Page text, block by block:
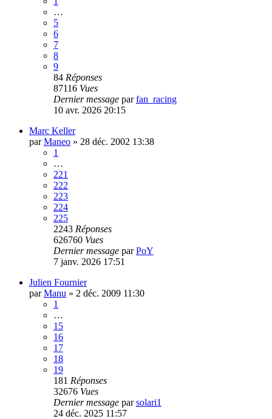
…
5
6
7
8
9
84 Réponses
87116 Vues
Dernier message parfan_racing
10 avr. 2026 20:15
Marc Keller
parManeo » 28 déc. 2002 13:38
1
…
221
222
223
224
225
2243 Réponses
626760 Vues
Dernier message parPoY
7 janv. 2026 17:51
Julien Fournier
parManu » 2 déc. 2009 11:30
1
…
15
16
17
18
19
181 Réponses
32676 Vues
Dernier message parsolari1
24 déc. 2025 11:57